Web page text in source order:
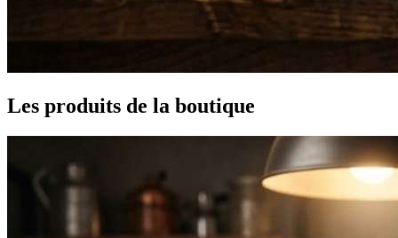
Les produits de la boutique